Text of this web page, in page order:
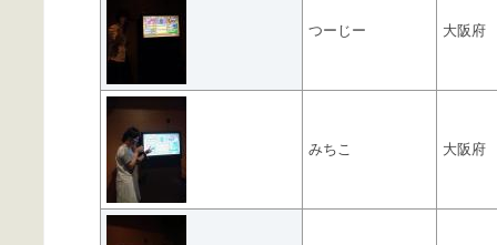
つーじー 大阪府
みちこ 大阪府